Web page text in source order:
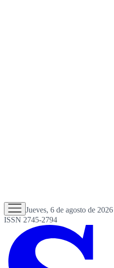
Jueves, 6 de agosto de 2026
ISSN 2745-2794